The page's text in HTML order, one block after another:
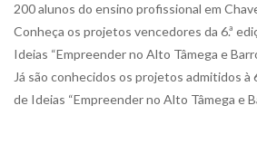
200 alunos do ensino profissional em
Conheça os projetos vencedores da 6.ª
Ideias “Empreender no Alto Tâmega e
Já são conhecidos os projetos admitidos à
de Ideias “Empreender no Alto Tâmega e